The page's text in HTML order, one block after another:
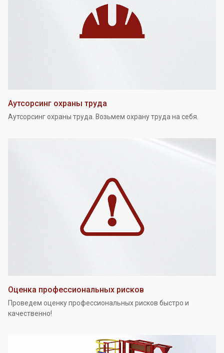
Аутсорсинг охраны труда
Аутсорсинг охраны труда. Возьмем охрану труда на себя.
Оценка профессиональных рисков
Проведем оценку профессиональных рисков быстро и
качественно!